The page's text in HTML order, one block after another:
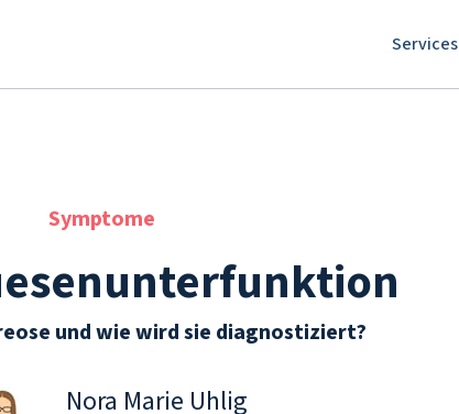
Services
Symptome
und wie wird sie diagnostiziert?
Nora Marie Uhlig